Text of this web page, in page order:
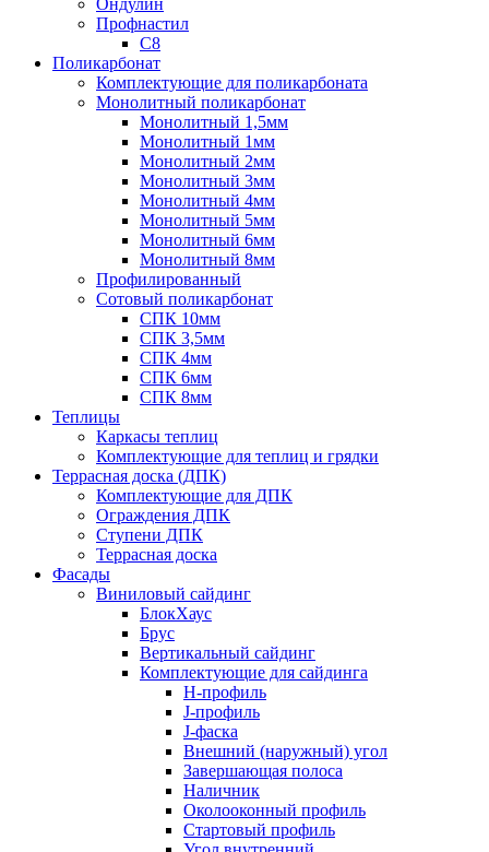
Ондулин
Профнастил
С8
Поликарбонат
Комплектующие для поликарбоната
Монолитный поликарбонат
Монолитный 1,5мм
Монолитный 1мм
Монолитный 2мм
Монолитный 3мм
Монолитный 4мм
Монолитный 5мм
Монолитный 6мм
Монолитный 8мм
Профилированный
Сотовый поликарбонат
СПК 10мм
СПК 3,5мм
СПК 4мм
СПК 6мм
СПК 8мм
Теплицы
Каркасы теплиц
Комплектующие для теплиц и грядки
Террасная доска (ДПК)
Комплектующие для ДПК
Ограждения ДПК
Ступени ДПК
Террасная доска
Фасады
Виниловый сайдинг
БлокХаус
Брус
Вертикальный сайдинг
Комплектующие для сайдинга
H-профиль
J-профиль
J-фаска
Внешний (наружный) угол
Завершающая полоса
Наличник
Околооконный профиль
Стартовый профиль